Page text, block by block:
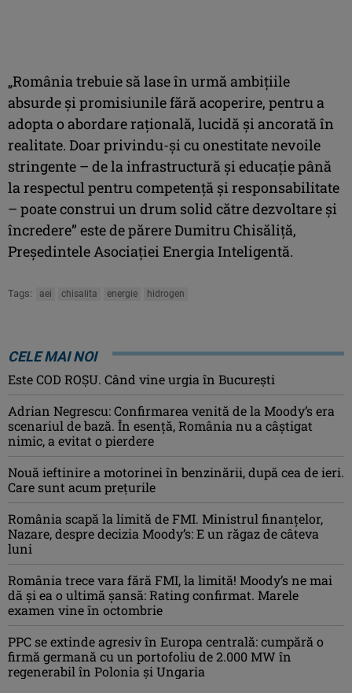
„România trebuie să lase în urmă ambiţiile
absurde şi promisiunile fără acoperire, pentru a
adopta o abordare raţională, lucidă şi ancorată în
realitate. Doar privindu-şi cu onestitate nevoile
stringente – de la infrastructură şi educaţie până
la respectul pentru competenţă şi responsabilitate
– poate construi un drum solid către dezvoltare şi
încredere” este de părere Dumitru Chisăliţă,
Preşedintele Asociaţiei Energia Inteligentă.
Tags: aei chisalita energie hidrogen
CELE MAI NOI
Este COD ROŞU. Când vine urgia în Bucureşti
Adrian Negrescu: Confirmarea venită de la Moody’s era
scenariul de bază. În esenţă, România nu a câştigat
nimic, a evitat o pierdere
Nouă ieftinire a motorinei în benzinării, după cea de ieri.
Care sunt acum prețurile
România scapă la limită de FMI. Ministrul finanțelor,
Nazare, despre decizia Moody’s: E un răgaz de câteva
luni
România trece vara fără FMI, la limită! Moody’s ne mai
dă și ea o ultimă șansă: Rating confirmat. Marele
examen vine în octombrie
PPC se extinde agresiv în Europa centrală: cumpără o
firmă germană cu un portofoliu de 2.000 MW în
regenerabil în Polonia și Ungaria